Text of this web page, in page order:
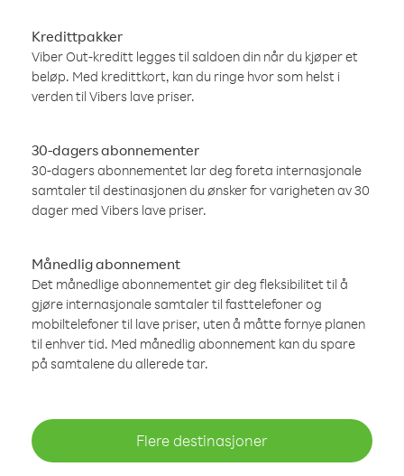
Kredittpakker
Viber Out-kreditt legges til saldoen din når du kjøper et
beløp. Med kredittkort, kan du ringe hvor som helst i
verden til Vibers lave priser.
30-dagers abonnementer
30-dagers abonnementet lar deg foreta internasjonale
samtaler til destinasjonen du ønsker for varigheten av 30
dager med Vibers lave priser.
Månedlig abonnement
Det månedlige abonnementet gir deg fleksibilitet til å
gjøre internasjonale samtaler til fasttelefoner og
mobiltelefoner til lave priser, uten å måtte fornye planen
til enhver tid. Med månedlig abonnement kan du spare
på samtalene du allerede tar.
Flere destinasjoner